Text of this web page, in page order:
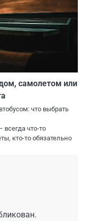
самолетом или
что выбрать
что-то
кто-то обязательно